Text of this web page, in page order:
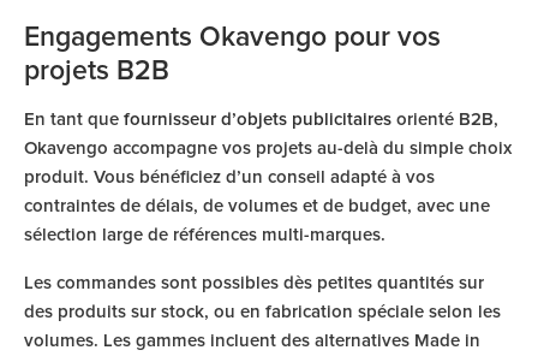
Engagements Okavengo pour vos
projets B2B
En tant que fournisseur d’objets publicitaires orienté B2B,
Okavengo accompagne vos projets au-delà du simple choix
produit. Vous bénéficiez d’un conseil adapté à vos
contraintes de délais, de volumes et de budget, avec une
sélection large de références multi-marques.
Les commandes sont possibles dès petites quantités sur
des produits sur stock, ou en fabrication spéciale selon les
volumes. Les gammes incluent des alternatives Made in